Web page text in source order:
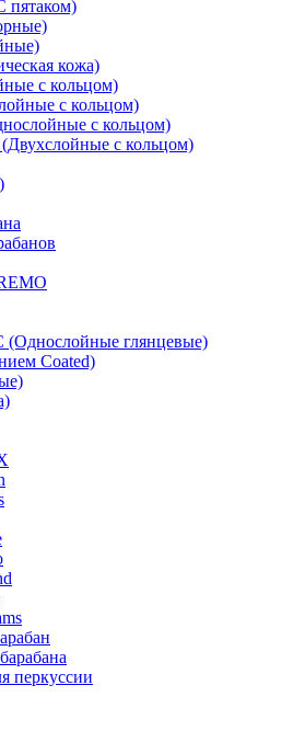
пятаком)
кожа)
с кольцом)
с кольцом)
с кольцом)
с кольцом)
глянцевые)
Coated)
перкуссии